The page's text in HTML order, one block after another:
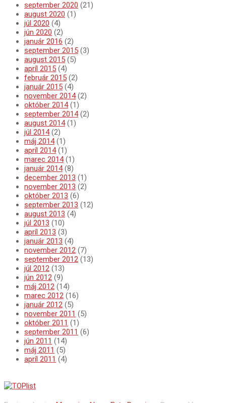
september 2020 (21)
august 2020 (1)
júl 2020 (4)
jún 2020 (2)
január 2016 (2)
september 2015 (3)
august 2015 (5)
apríl 2015 (4)
február 2015 (2)
január 2015 (4)
november 2014(2)
október 2014(1)
september 2014(2)
august 2014(1)
júl 2014(2)
máj 2014(1)
apríl 2014(1)
marec 2014(1)
január 2014(8)
december 2013 (1)
november 2013 (2)
október 2013 (6)
september 2013 (12)
august 2013 (4)
júl 2013 (10)
apríl 2013 (3)
január 2013 (4)
november 2012 (7)
september 2012 (13)
júl 2012 (13)
jún 2012 (9)
máj 2012 (14)
marec 2012 (16)
január 2012 (5)
november 2011 (5)
október 2011 (1)
september 2011 (6)
jún 2011 (14)
máj 2011 (5)
apríl 2011 (4)